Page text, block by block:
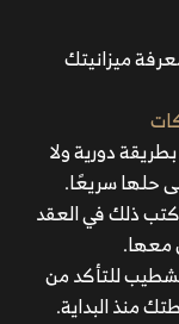
وحاول اختيار
مع ميزانيتك.
ميزانيتك
دورية ولا
حلها سريعًا.
ذلك في العقد
معها.
للتأكد من
منذ البداية.